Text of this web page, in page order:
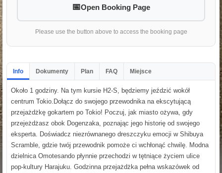
Open Booking Page
Please use the button above to access the booking page
Info Dokumenty Plan FAQ Miejsce
Około 1 godziny. Na tym kursie H2-S, będziemy jeździć wokół
centrum Tokio.Dołącz do swojego przewodnika na ekscytującą
przejażdżkę gokartem po Tokio! Poczuj, jak miasto ożywa, gdy
przejeżdżasz obok Dogenzaka, poznając jego historię od swojego
eksperta. Doświadcz niezrównanego dreszczyku emocji w Shibuya
Scramble, gdzie twój przewodnik pomoże ci wchłonąć chwilę. Modna
dzielnica Omotesando płynnie przechodzi w tętniące życiem ulice
pop-kultury Harajuku. Godzinna przejażdżka pełna wskazówek od